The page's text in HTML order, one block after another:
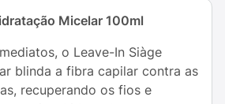
Micelar 100ml
o Leave-In Siàge
blinda a fibra capilar contra as
recuperando os fios e